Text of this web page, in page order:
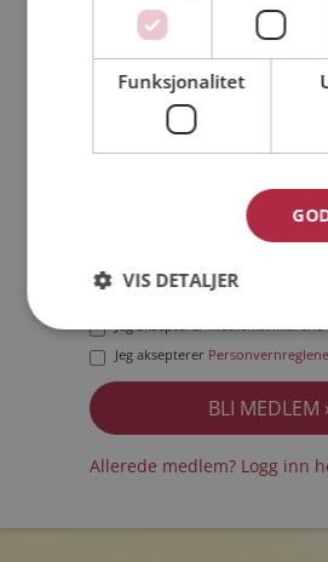
Jeg er en: Mann
Min alder:
Jeg akseptererMedlemsvilkårene
Jeg aksepterer Personvernreglene
Allerede medlem? Logg inn
Funksjonalitet
VIS DETALJER